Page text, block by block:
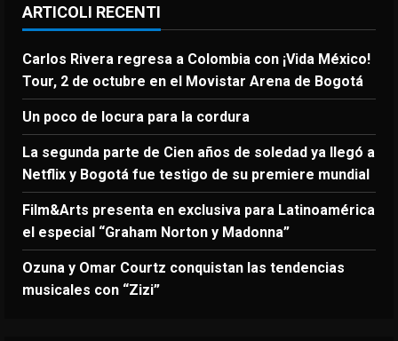
ARTICOLI RECENTI
Carlos Rivera regresa a Colombia con ¡Vida México!
Tour, 2 de octubre en el Movistar Arena de Bogotá
Un poco de locura para la cordura
La segunda parte de Cien años de soledad ya llegó a
Netflix y Bogotá fue testigo de su premiere mundial
Film&Arts presenta en exclusiva para Latinoamérica
el especial “Graham Norton y Madonna”
Ozuna y Omar Courtz conquistan las tendencias
musicales con “Zizi”